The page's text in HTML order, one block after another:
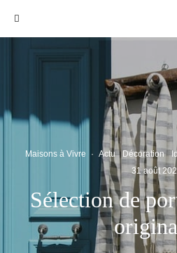
Maisons à Vivre · Actu Décoration
31 août
Sélection de